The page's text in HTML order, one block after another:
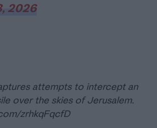
2026
attempts to intercept an
over the skies of Jerusalem.
zrhkqFqcfD